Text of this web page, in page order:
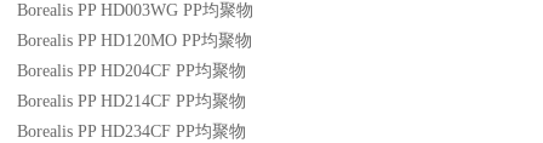
Borealis PP HD003WG PP均聚物
Borealis PP HD120MO PP均聚物
Borealis PP HD204CF PP均聚物
Borealis PP HD214CF PP均聚物
Borealis PP HD234CF PP均聚物